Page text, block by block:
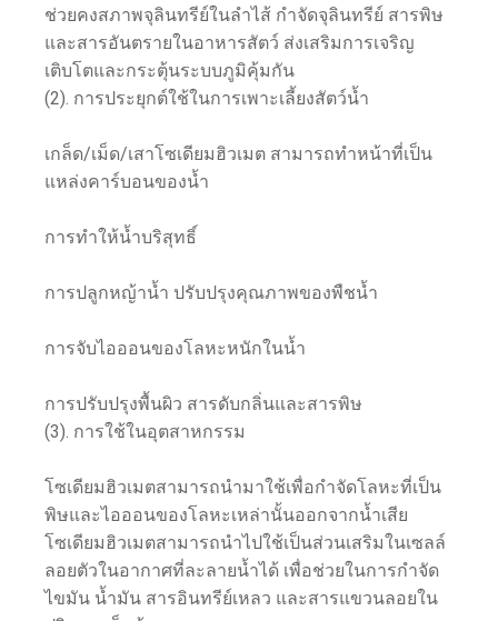
ช่วยคงสภาพจุลินทรีย์ในลำไส้ กำจัดจุลินทรีย์ สารพิษ
และสารอันตรายในอาหารสัตว์ ส่งเสริมการเจริญ
เติบโตและกระตุ้นระบบภูมิคุ้มกัน
(2). การประยุกต์ใช้ในการเพาะเลี้ยงสัตว์น้ำ
เกล็ด/เม็ด/เสาโซเดียมฮิวเมต สามารถทำหน้าที่เป็น
แหล่งคาร์บอนของน้ำ
การทำให้น้ำบริสุทธิ์
การปลูกหญ้าน้ำ ปรับปรุงคุณภาพของพืชน้ำ
การจับไอออนของโลหะหนักในน้ำ
การปรับปรุงพื้นผิว สารดับกลิ่นและสารพิษ
(3). การใช้ในอุตสาหกรรม
โซเดียมฮิวเมตสามารถนำมาใช้เพื่อกำจัดโลหะที่เป็น
พิษและไอออนของโลหะเหล่านั้นออกจากน้ำเสีย
โซเดียมฮิวเมตสามารถนำไปใช้เป็นส่วนเสริมในเซลล์
ลอยตัวในอากาศที่ละลายน้ำได้ เพื่อช่วยในการกำจัด
ไขมัน น้ำมัน สารอินทรีย์เหลว และสารแขวนลอยใน